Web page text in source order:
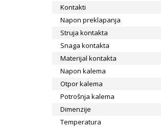
Kontakti
Napon preklapanja
Struja kontakta
Snaga kontakta
Materijal kontakta
Napon kalema
Otpor kalema
Potrošnja kalema
Dimenzije
Temperatura